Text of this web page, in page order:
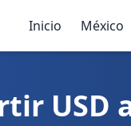
Inicio México
USD